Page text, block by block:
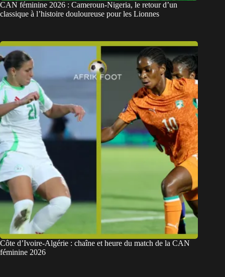
CAN féminine 2026 : Cameroun-Nigeria, le retour d’un
classique à l’histoire douloureuse pour les Lionnes
Côte d’Ivoire-Algérie : chaîne et heure du match de la CAN
féminine 2026